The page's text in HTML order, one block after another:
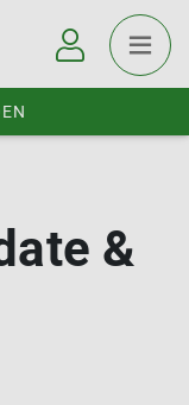
&